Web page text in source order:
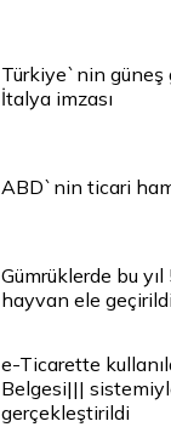
Türkiye`nin güneş
İtalya imzası
ABD`nin ticari
Gümrüklerde bu
hayvan ele geçirildi
e-Ticarette
Belgesi|||
gerçekleştirildi